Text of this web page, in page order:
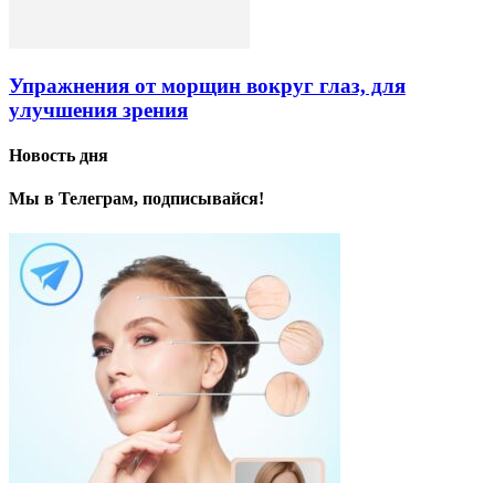
Упражнения от морщин вокруг глаз, для
улучшения зрения
Новость дня
Мы в Телеграм, подписывайся!